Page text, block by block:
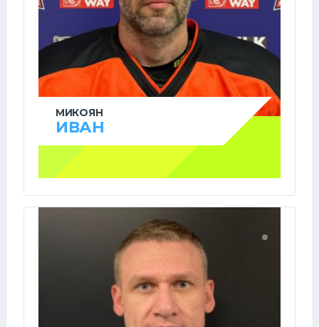
МИКОЯН
ИВАН